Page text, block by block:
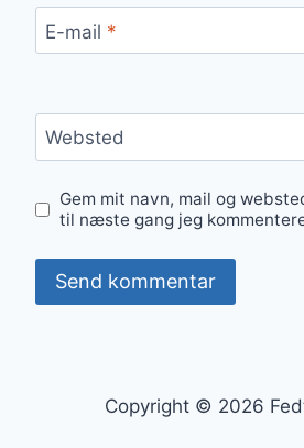
E-mail *
Websted
Gem mit navn, mail og
til næste gang jeg
Copyright © 2026